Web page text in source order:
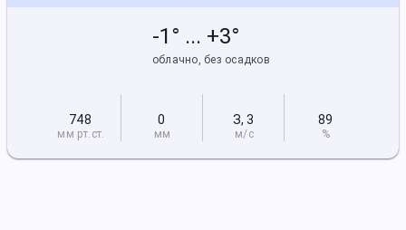
-1° ... +3°
облачно, без осадков
748
мм рт.ст.
0
мм
З,3
м/с
89
%